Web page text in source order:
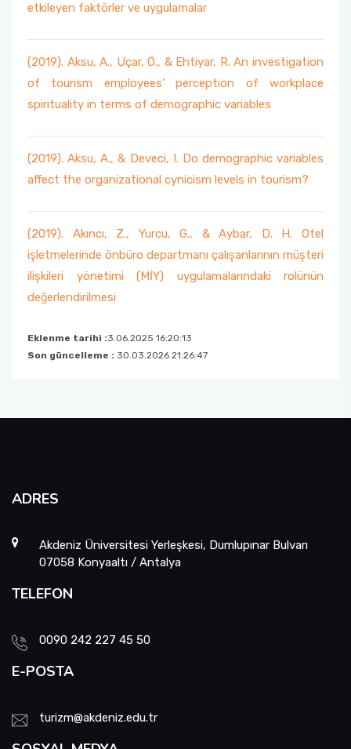
etkileyen faktörler ve uygulamalar
(2019). Aksu, A., Uçar, Ö., & Ehtiyar, R. An investigation
of tourism employees’ perception of workplace
spirituality in terms of demographic variables
(2019). Aksu, A., & Deveci, I. Do demographic variables
affect the organizational cynicism levels in tourism?
(2019). Akıncı, Z., Yurcu, G., & Aybar, D. H. Otel
işletmelerinde önbüro departmanı çalışanlarının müşteri
ilişkileri yönetimi (MİY) uygulamalarındaki rolünün
değerlendirilmesi
Eklenme tarihi :3.06.2025 16:20:13
Son güncelleme : 30.03.2026 21:26:47
ADRES
Akdeniz Üniversitesi Yerleşkesi, Dumlupınar Bulvarı
07058 Konyaaltı / Antalya
TELEFON
0090 242 227 45 50
E-POSTA
turizm@akdeniz.edu.tr